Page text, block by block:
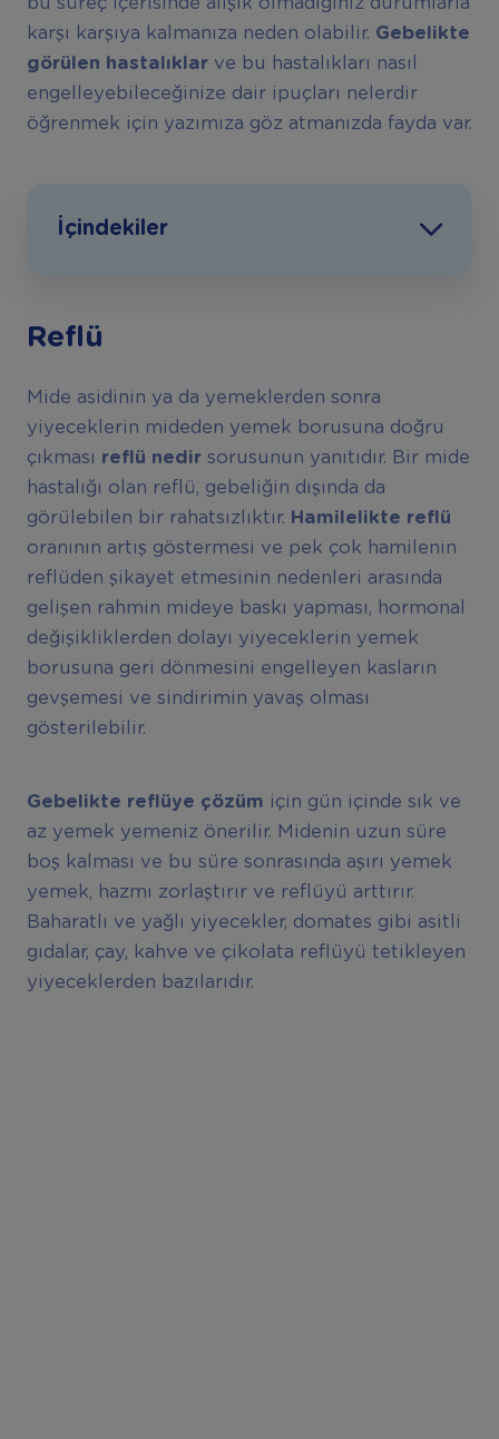
bu süreç içerisinde alışık olmadığınız durumlarla
karşı karşıya kalmanıza neden olabilir. Gebelikte
görülen hastalıklarve bu hastalıkları nasıl
engelleyebileceğinize dair ipuçları nelerdir
öğrenmek için yazımıza göz atmanızda fayda var.
İçindekiler
Reflü
Mide asidinin ya da yemeklerden sonra
yiyeceklerin mideden yemek borusuna doğru
çıkması reflü nedirsorusunun yanıtıdır. Bir mide
hastalığı olan reflü, gebeliğin dışında da
görülebilen bir rahatsızlıktır. Hamilelikte reflü
oranının artış göstermesi ve pek çok hamilenin
reflüden şikayet etmesinin nedenleri arasında
gelişen rahmin mideye baskı yapması, hormonal
değişikliklerden dolayı yiyeceklerin yemek
borusuna geri dönmesini engelleyen kasların
gevşemesi ve sindirimin yavaş olması
gösterilebilir.
Gebelikte reflüye çözüm için gün içinde sık ve
az yemek yemeniz önerilir. Midenin uzun süre
boş kalması ve bu süre sonrasında aşırı yemek
yemek, hazmı zorlaştırır ve reflüyü arttırır.
Baharatlı ve yağlı yiyecekler, domates gibi asitli
gıdalar, çay, kahve ve çikolata reflüyü tetikleyen
yiyeceklerden bazılarıdır.